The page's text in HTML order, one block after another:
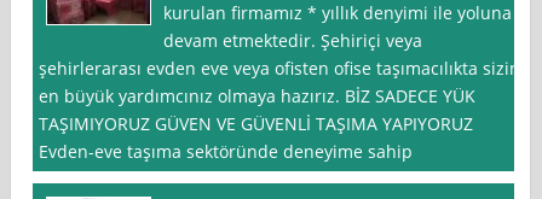
kurulan firmamız * yıllık denyimi ile yoluna
devam etmektedir. Şehiriçi veya
şehirlerarası evden eve veya ofisten ofise taşımacılıkta sizin
en büyük yardımcınız olmaya hazırız. BİZ SADECE YÜK
TAŞIMIYORUZ GÜVEN VE GÜVENLİ TAŞIMA YAPIYORUZ
Evden-eve taşıma sektöründe deneyime sahip